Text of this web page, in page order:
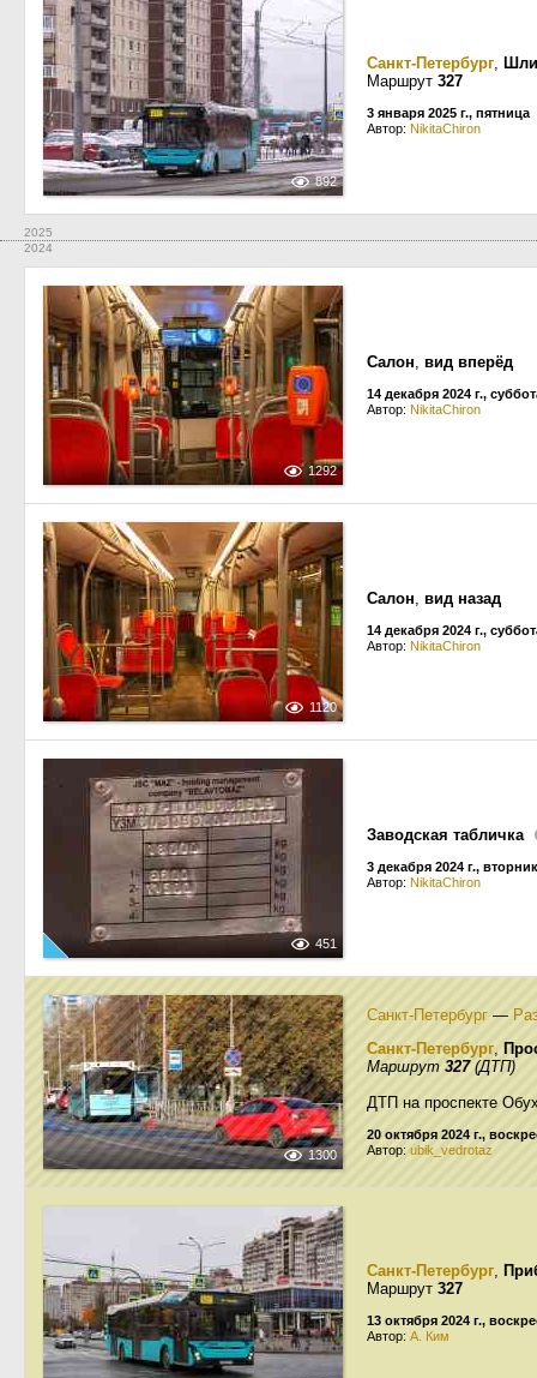
892
Санкт-Петербург,
Маршрут 327
3 января 2025 г., пятница
Автор: NikitaChiron
2025
2024
1292
Салон, вид вперёд
14 декабря 2024 г.,
Автор: NikitaChiron
1120
Салон, вид назад
14 декабря 2024 г.,
Автор: NikitaChiron
451
Заводская табличка
3 декабря 2024 г., вторник
Автор: NikitaChiron
1300
Санкт-Петербург —
Санкт-Петербург,
Маршрут 327(ДТП)
ДТП на проспекте
20 октября 2024 г.,
Автор: ubik_vedrotaz
Санкт-Петербург,
Маршрут 327
13 октября 2024 г.,
Автор: А. Ким